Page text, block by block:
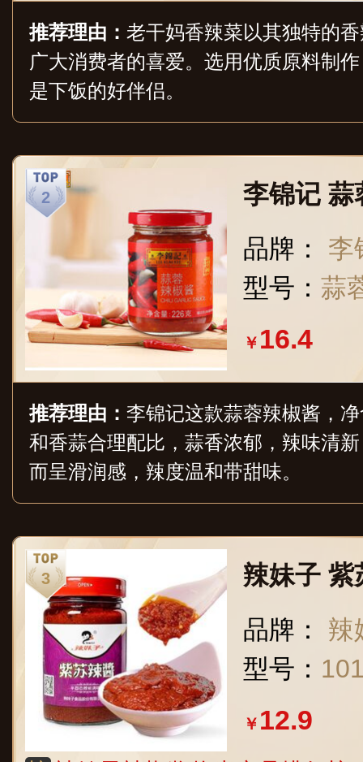
推荐理由： 老干妈香辣菜以其独特的
广大消费者的喜爱。选用优质原料制
是下饭的好伴侣。
李锦记 蒜
品牌：
李
型号： 蒜
￥ 16.4
推荐理由： 李锦记这款蒜蓉辣椒酱，
和香蒜合理配比，蒜香浓郁，辣味清
而呈滑润感，辣度温和带甜味。
辣妹子 紫
品牌：
辣
型号：
￥ 12.9